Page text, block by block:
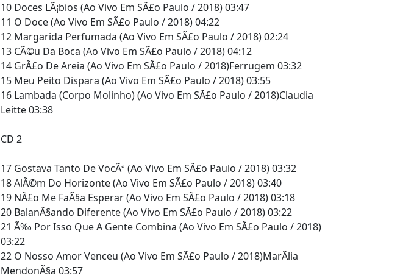
10 Doces LÃ¡bios (Ao Vivo Em SÃ£o Paulo / 2018) 03:47
11 O Doce (Ao Vivo Em SÃ£o Paulo / 2018) 04:22
12 Margarida Perfumada (Ao Vivo Em SÃ£o Paulo / 2018) 02:24
13 CÃ©u Da Boca (Ao Vivo Em SÃ£o Paulo / 2018) 04:12
14 GrÃ£o De Areia (Ao Vivo Em SÃ£o Paulo / 2018)Ferrugem 03:32
15 Meu Peito Dispara (Ao Vivo Em SÃ£o Paulo / 2018) 03:55
16 Lambada (Corpo Molinho) (Ao Vivo Em SÃ£o Paulo / 2018)Claudia
Leitte 03:38
CD 2
17 Gostava Tanto De VocÃª (Ao Vivo Em SÃ£o Paulo / 2018) 03:32
18 AlÃ©m Do Horizonte (Ao Vivo Em SÃ£o Paulo / 2018) 03:40
19 NÃ£o Me FaÃ§a Esperar (Ao Vivo Em SÃ£o Paulo / 2018) 03:18
20 BalanÃ§ando Diferente (Ao Vivo Em SÃ£o Paulo / 2018) 03:22
21 Ã‰ Por Isso Que A Gente Combina (Ao Vivo Em SÃ£o Paulo / 2018)
03:22
22 O Nosso Amor Venceu (Ao Vivo Em SÃ£o Paulo / 2018)MarÃ­lia
MendonÃ§a 03:57